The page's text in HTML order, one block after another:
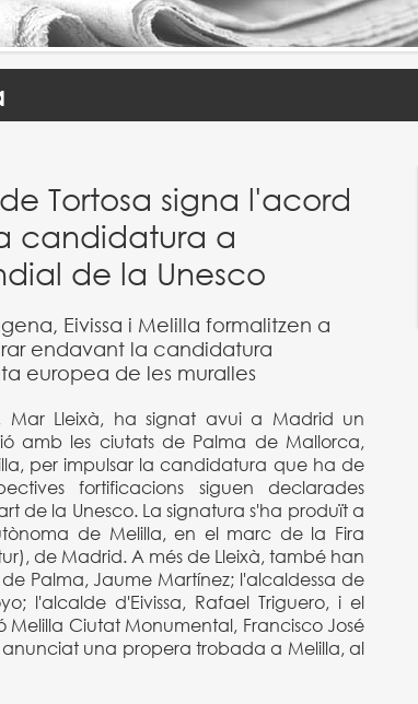
Tortosa signa l'acord
candidatura a
de la Unesco
Eivissa i Melilla formalitzen a
endavant la candidatura
europea de les muralles
Mar Lleixà, ha signat avui a Madrid un
amb les ciutats de Palma de Mallorca,
per impulsar la candidatura que ha de
fortificacions siguen declarades
de la Unesco. La signatura s'ha produït a
de Melilla, en el marc de la Fira
de Madrid. A més de Lleixà, també han
Palma, Jaume Martínez; l'alcaldessa de
l'alcalde d'Eivissa, Rafael Triguero, i el
Melilla Ciutat Monumental, Francisco José
una propera trobada a Melilla, al